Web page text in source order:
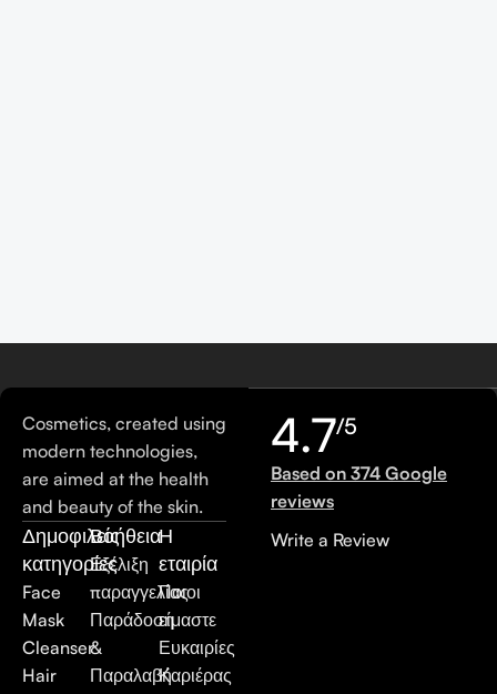
Cosmetics, created using
modern technologies,
are aimed at the health
and beauty of the skin.
Δημοφιλείς
κατηγορίες
Face
Mask
Cleanser
Hair
Βοήθεια
Εξέλιξη
παραγγελίας
Παράδοση
&
Παραλαβή
Η
εταιρία
Ποιοι
είμαστε
Ευκαιρίες
Καριέρας
4.7/5
Based on 374 Google
reviews
Write a Review